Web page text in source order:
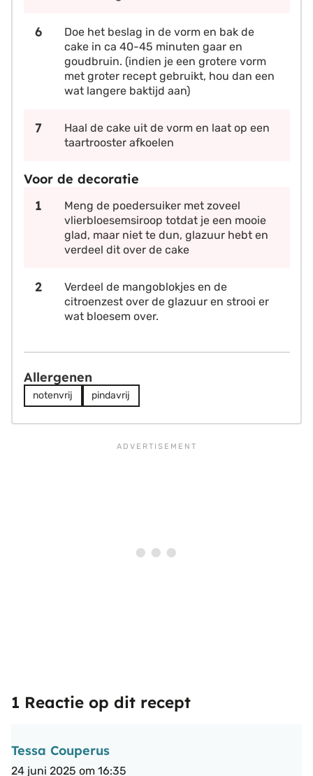
Doe het beslag in de vorm en bak de
cake in ca 40-45 minuten gaar en
goudbruin. (indien je een grotere vorm
met groter recept gebruikt, hou dan een
wat langere baktijd aan)
Haal de cake uit de vorm en laat op een
taartrooster afkoelen
Voor de decoratie
Meng de poedersuiker met zoveel
vlierbloesemsiroop totdat je een mooie
glad, maar niet te dun, glazuur hebt en
verdeel dit over de cake
Verdeel de mangoblokjes en de
citroenzest over de glazuur en strooi er
wat bloesem over.
Allergenen
notenvrij pindavrij
1 Reactie op dit recept
Tessa Couperus
24 juni 2025 om 16:35